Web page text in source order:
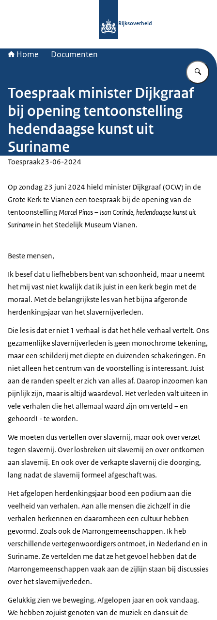
Rijksoverheid
Home Documenten
Toespraak minister Dijkgraaf
bij opening tentoonstelling
hedendaagse kunst uit
Suriname
Toespraak23-06-2024
Op zondag 23 juni 2024 hield minister Dijkgraaf (OCW) in de
Grote Kerk te Vianen een toespraak bij de opening van de
tentoonstellingMarcel Pinas – Isan Corinde, hedendaagse kunst uit
Suriname in het Stedelijk Museum Vianen.
Beste mensen,
Ik besef dat u liefhebbers bent van schoonheid, maar u neemt
het mij vast niet kwalijk dat ik juist in een kerk begin met de
moraal. Met de belangrijkste les van het bijna afgeronde
herdenkingsjaar van het slavernijverleden.
Die les is dat er niet 1 verhaal is dat het héle verhaal vertelt. Ons
gezamenlijke slavernijverleden is geen monochrome tekening,
maar een schilderij met diepte en duizenden schakeringen. En
niet alleen het centrum van de voorstelling is interessant. Juist
aan de randen speelt er zich van alles af. Daarop inzoomen kan
pijnlijk zijn, maar is altijd waardevol. Het verleden valt uiteen in
vele verhalen die het allemaal waard zijn om verteld – en
gehoord! - te worden.
We moeten dus vertellen over slavernij, maar ook over verzet
tegen slavernij. Over losbreken uit slavernij en over ontkomen
aan slavernij. En ook over de verkapte slavernij die doorging,
lang nadat de slavernij formeel afgeschaft was.
Het afgelopen herdenkingsjaar bood een podium aan die
veelheid van verhalen. Aan alle mensen die zichzelf in die
verhalen herkennen en daaromheen een cultuur hebben
gevormd. Zoals ook de Marrongemeenschappen. Ik heb
verschillende vertegenwoordigers ontmoet, in Nederland en in
Suriname. Ze vertelden me dat ze het gevoel hebben dat de
Marrongemeenschappen vaak aan de zijlijn staan bij discussies
over het slavernijverleden.
Gelukkig zien we beweging. Afgelopen jaar en ook vandaag.
We hebben zojuist genoten van de muziek en dans uit de